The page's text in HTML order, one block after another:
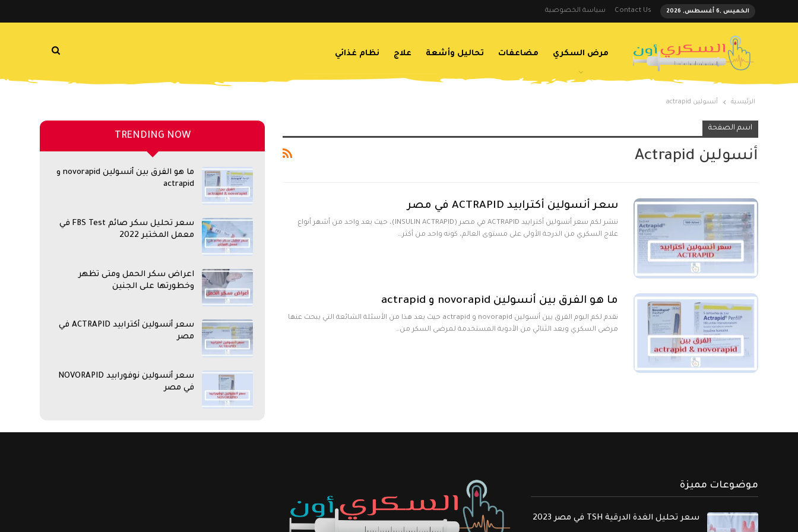
الخميس ,6 أغسطس, 2026 Contact Us سياسة الخصوصية
مرض السكري مضاعفات تحاليل وأشعة علاج نظام غذائي
الرئيسية أنسولين actrapid
اسم الصفحة
أنسولين Actrapid
سعر أنسولين أكترابيد ACTRAPID في مصر
ننشر لكم سعر أنسولين أكترابيد ACTRAPID في مصر (INSULIN ACTRAPID)، حيث يعد واحد من أشهر أنواع
علاج السكري من الدرجة الأولى على مستوى العالم، كونه واحد من أكثر…
ما هو الفرق بين أنسولين novorapid و actrapid
نقدم لكم اليوم الفرق بين أنسولين novorapid و actrapid حيث يعد هذا من الأسئلة الشائعة التي يبحث عنها
مرضى السكري ويعد الثنائي من الأدوية المستخدمة لمرضى السكر من…
TRENDING NOW
ما هو الفرق بين أنسولين novorapid و
actrapid
سعر تحليل سكر صائم FBS Test في
معمل المختبر 2022
اعراض سكر الحمل ومتى تظهر
وخطورتها على الجنين
سعر أنسولين أكترابيد ACTRAPID في
مصر
سعر أنسولين نوفورابيد NOVORAPID
في مصر
موضوعات مميزة
سعر تحليل الغدة الدرقية TSH في مصر 2023